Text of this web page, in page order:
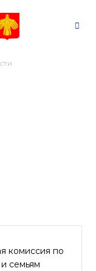
комиссия по
семьям